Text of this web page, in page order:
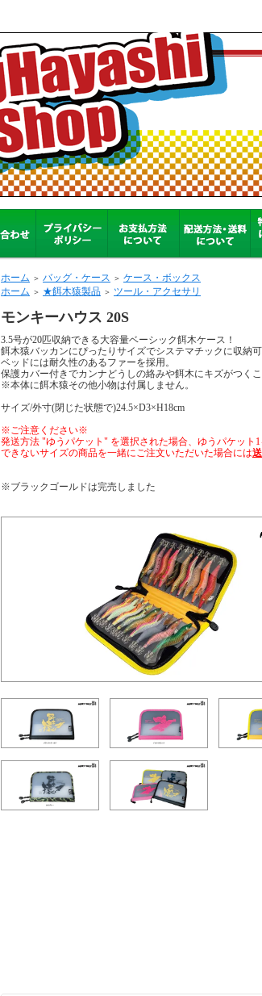
ホーム ＞ バッグ・ケース ＞ ケース・ボックス
ホーム ＞ ★餌木猿製品 ＞ ツール・アクセサリ
モンキーハウス 20S
3.5号が20匹収納できる大容量ベーシック餌木ケース！
餌木猿バッカンにぴったりサイズでシステマチックに収納
ベッドには耐久性のあるファーを採用。
保護カバー付きでカンナどうしの絡みや餌木にキズがつくこ
※本体に餌木猿その他小物は付属しません。
サイズ/外寸(閉じた状態で)24.5×D3×H18cm
※ご注意ください※
発送方法 "ゆうパケット" を選択された場合、ゆうパケット
できないサイズの商品を一緒にご注文いただいた場合には
※ブラックゴールドは完売しました